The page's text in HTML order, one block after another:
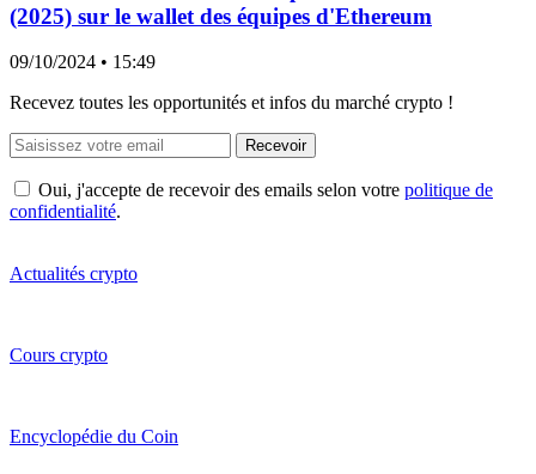
(2025) sur le wallet des équipes d'Ethereum
09/10/2024 • 15:49
Recevez toutes les opportunités et infos du marché crypto !
Recevoir
Oui, j'accepte de recevoir des emails selon votre politique de
confidentialité.
Actualités crypto
Cours crypto
Encyclopédie du Coin